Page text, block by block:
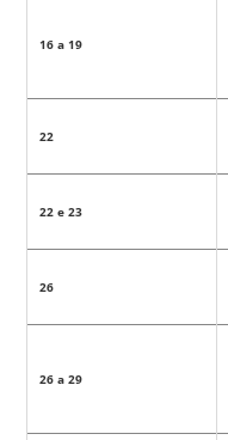
16 a 19
22
22 e 23
26
26 a 29